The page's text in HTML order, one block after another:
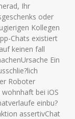
Ihr
oder
Kollegen
Chats existiert
keinen fall
Ein
Roboter
bei iOS
einbu?
assertivChat